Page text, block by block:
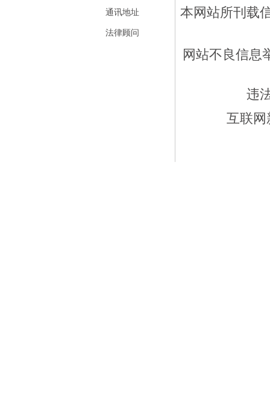
通讯地址
法律顾问
本网站所刊载
网站不良信息
违
互联网